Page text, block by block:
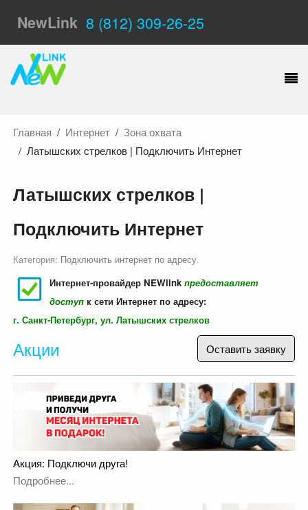
NewLink 8 (812) 309-26-25
Главная Интернет
Зона охвата
Латышских стрелков | Подключить Интернет
Латышских стрелков |
Подключить Интернет
Категория: Подключить интернет по адресу.
Интернет-провайдер NEWlink предоставляет
доступк сети Интернет по адресу:
г. Санкт-Петербург, ул. Латышских стрелков
Акции Оставить заявку
Акция: Подключи друга!
Подробнее...